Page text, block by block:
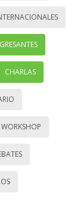
CHARLAS
WORKSHOP